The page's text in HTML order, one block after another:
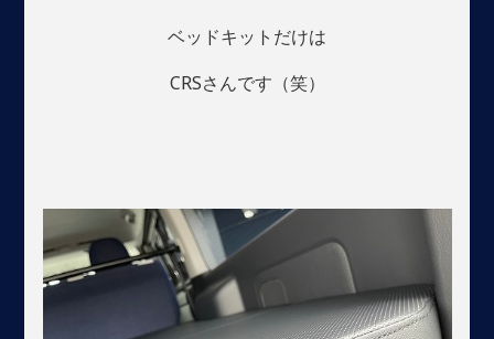
ベッドキットだけは
CRSさんです（笑）